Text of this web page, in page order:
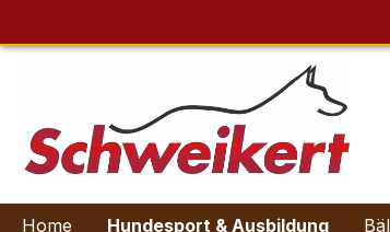
Home Hundesport & Ausbildung